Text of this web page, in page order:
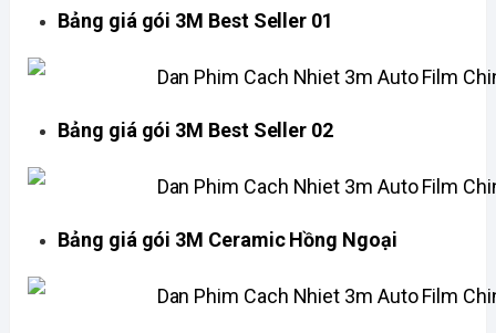
Bảng giá gói 3M Best Seller 01
Bảng giá gói 3M Best Seller 02
Bảng giá gói 3M Ceramic Hồng Ngoại